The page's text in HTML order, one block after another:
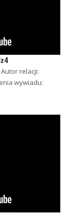
relacji:
wywiadu: